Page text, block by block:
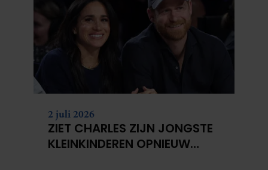
2 juli 2026
ZIET CHARLES ZIJN JONGSTE
KLEINKINDEREN OPNIEUW